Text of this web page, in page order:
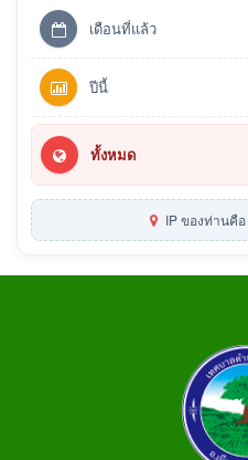
เดือนที่แล้ว
ปีนี้
ทั้งหมด
IP ของท่านคือ